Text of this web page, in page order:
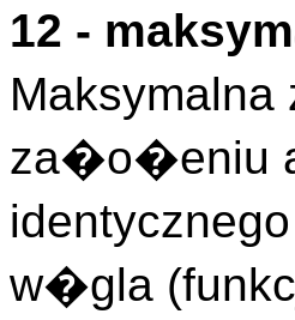
12 -
za�o�eniu
w�gla